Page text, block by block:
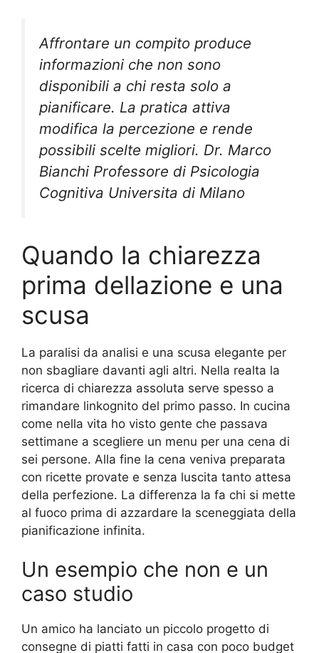
Affrontare un compito produce
informazioni che non sono
disponibili a chi resta solo a
pianificare. La pratica attiva
modifica la percezione e rende
possibili scelte migliori. Dr. Marco
Bianchi Professore di Psicologia
Cognitiva Universita di Milano
Quando la chiarezza
prima dellazione e una
scusa
La paralisi da analisi e una scusa elegante per
non sbagliare davanti agli altri. Nella realta la
ricerca di chiarezza assoluta serve spesso a
rimandare linkognito del primo passo. In cucina
come nella vita ho visto gente che passava
settimane a scegliere un menu per una cena di
sei persone. Alla fine la cena veniva preparata
con ricette provate e senza luscita tanto attesa
della perfezione. La differenza la fa chi si mette
al fuoco prima di azzardare la sceneggiata della
pianificazione infinita.
Un esempio che non e un
caso studio
Un amico ha lanciato un piccolo progetto di
consegne di piatti fatti in casa con poco budget